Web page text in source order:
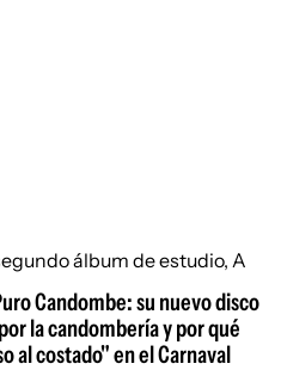
Candombe: su nuevo disco
la candombería y por qué
al costado" en el Carnaval